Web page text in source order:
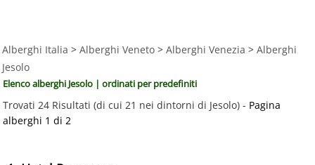
Alberghi Italia > Alberghi Veneto > Alberghi Venezia > Alberghi
Jesolo
Elenco alberghi Jesolo | ordinati per predefiniti
Trovati 24 Risultati (di cui 21 nei dintorni di Jesolo) - Pagina
alberghi 1 di 2